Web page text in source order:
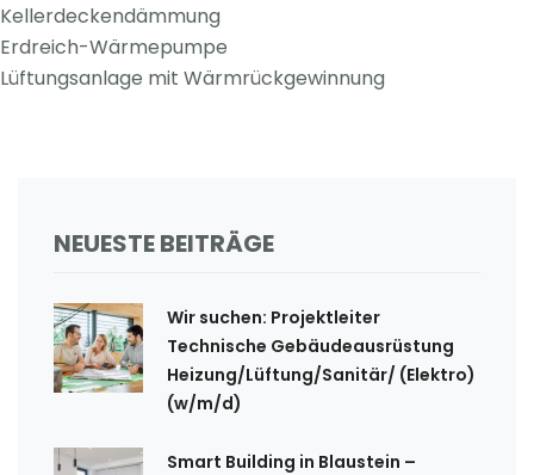
Kellerdeckendämmung
Erdreich-Wärmepumpe
Lüftungsanlage mit Wärmrückgewinnung
NEUESTE BEITRÄGE
Wir suchen: Projektleiter
Technische Gebäudeausrüstung
Heizung/Lüftung/Sanitär/ (Elektro)
(w/m/d)
Smart Building in Blaustein –